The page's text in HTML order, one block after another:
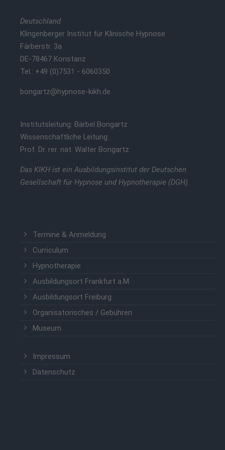
Deutschland
Klingenberger Institut für Klinische Hypnose
Färberstr. 3a
DE-78467 Konstanz
Tel.: +49 (0)7531 - 6060350
bongartz@hypnose-kikh.de
Institutsleitung: Bärbel Bongartz
Wissenschaftliche Leitung:
Prof. Dr. rer. nat. Walter Bongartz
Das KIKH ist ein Ausbildungsinstitut der Deutschen
Gesellschaft für Hypnose und Hypnotherapie (DGH).
Termine & Anmeldung
Curriculum
Hypnotherapie
Ausbildungsort Frankfurt a.M.
Ausbildungsort Freiburg
Organisatorisches / Gebühren
Museum
Impressum
Datenschutz